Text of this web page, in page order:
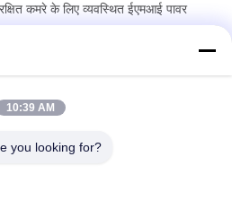
कमरे के लिए व्यवस्थित ईएमआई पावर
एसी एमी पावर लाइन फिल्टर डिजाइन
रूम ईएमसी एनेकोइक चैंबर
लाइन फिल्टर समाधान विद्युत शोर शमन
10:39 AM
you looking for?